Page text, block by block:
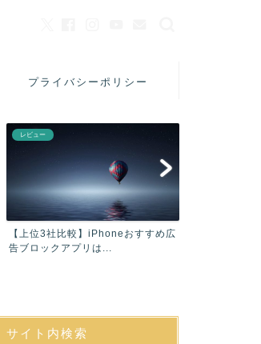
プライバシーポリシー
レビュー
【上位3社比較】iPhoneおすすめ広
告ブロックアプリは...
サイト内検索